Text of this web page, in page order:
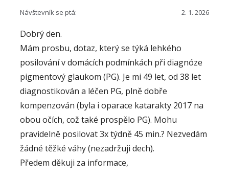
může být až několik týdnů. Je vhodné prověřit
nitroočního tlaku, ale také kontrolou vyšetření
nálezu na zrakovém nervu oftalmoskopicky,
vyšetřením zorného pole, vyšetřením vrstvy
sítnicových nervových vláken pomocí OCT, vše po
domluvě s ošetřujícím lékařem v glaukomové
poradně.
Návštevník se ptá: 2. 1. 2026
Dobrý den.
Mám prosbu, dotaz, který se týká lehkého
posilování v domácích podmínkách při diagnóze
pigmentový glaukom (PG). Je mi 49 let, od 38 let
diagnostikován a léčen PG, plně dobře
kompenzován (byla i oparace katarakty 2017 na
obou očích, což také prospělo PG). Mohu
pravidelně posilovat 3x týdně 45 min.? Nezvedám
žádné těžké váhy (nezadržuji dech).
Předem děkuji za informace,